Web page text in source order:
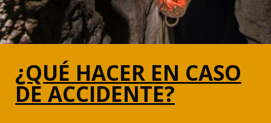
¿QUÉ HACER EN CASO
DE ACCIDENTE?